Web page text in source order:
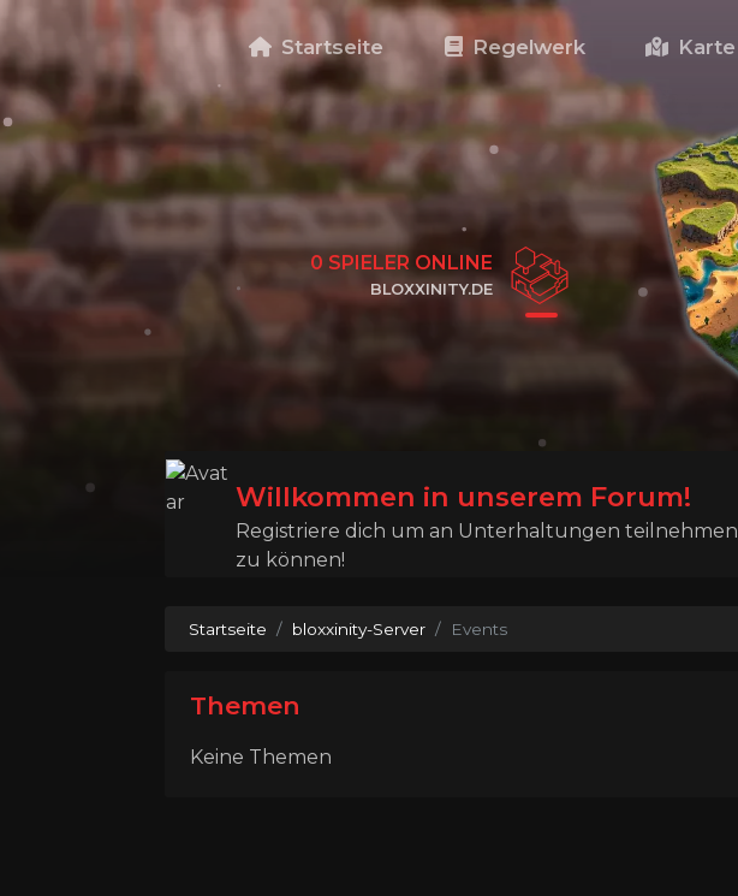
Startseite Regelwerk Karte
0 SPIELER ONLINE
BLOXXINITY.DE
Willkommen in unserem Forum!
Registriere dich um an Unterhaltungen teilnehmen
zu können!
Startseite bloxxinity-Server Events
Themen
Keine Themen